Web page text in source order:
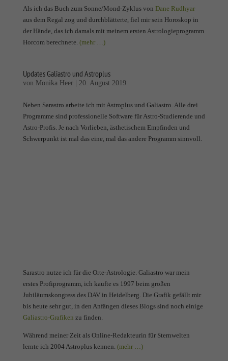
Als ich das Buch zum Sonne/Mond-Zyklus von Dane Rudhyar
aus dem Regal zog und durchblätterte, fiel mir sein Horoskop in
der Hände, das ich damals mit meinem ersten Astrologieprogramm
Horcom berechnete. (mehr …)
Updates Galiastro und Astroplus
von Monika Heer| 20. August 2019
Neben Sarastro arbeite ich mit Astroplus und Galiastro. Alle drei
Programme sind professionelle Software für Astro-Studierende und
Astro-Profis. Je nach Vorlieben, ästhetischem Empfinden und
Schwerpunkt ist mal das eine, mal das andere Programm sinnvoll.
Sarastro nutze ich für die Orte-Astrologie. Galiastro war mein
erstes Profiprogramm, ich kaufte es 1997 beim großen
Jubiläumskongress des DAV in Heidelberg. Die Grafik gefällt mir
bis heute sehr gut, in den Anfängen dieses Blogs sind noch einige
Galiastro-Grafiken zu finden.
Während meiner Zeit als Online-Redakteurin für Sternwelten
lernte ich 2004 Astroplus kennen. (mehr …)